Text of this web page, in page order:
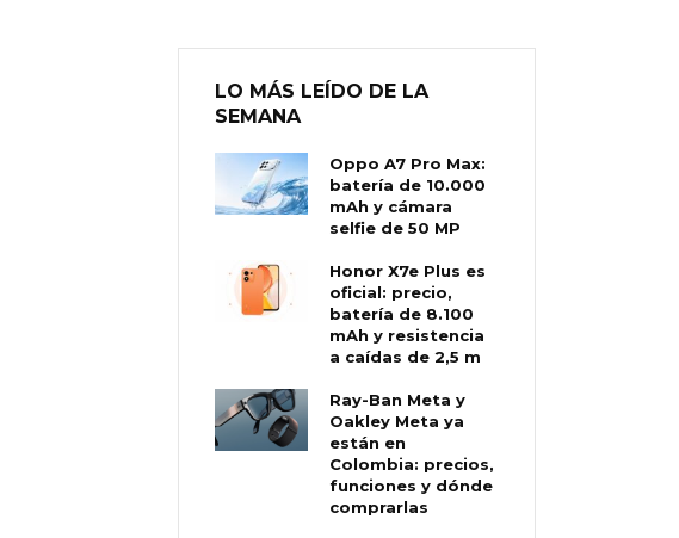
LO MÁS LEÍDO DE LA
SEMANA
Oppo A7 Pro Max:
batería de 10.000
mAh y cámara
selfie de 50 MP
Honor X7e Plus es
oficial: precio,
batería de 8.100
mAh y resistencia
a caídas de 2,5 m
Ray-Ban Meta y
Oakley Meta ya
están en
Colombia: precios,
funciones y dónde
comprarlas